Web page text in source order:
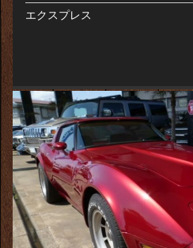
エクスプレス